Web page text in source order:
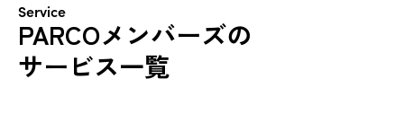
Service
PARCOメンバーズの
サービス一覧